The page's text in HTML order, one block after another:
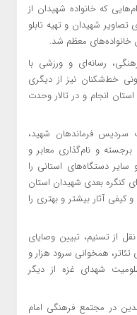
که خانواده شهیدان از
تصاویر شهیدان و تهیه تابلو
خانواده‌های معظم شد.
رسانه‌ای و ورزشی با
خط‌شکنان نیز از دیگری
انجام و در تالار وحدت
سردیس فرماندهان شهید،
و نام‌گذاری معابر و
دستگاه‌های استانی را
کنگره بعدی شهیدان استان
کمی و کیفی آثار بیشتر و بهتری را
از تسنیم، تبیین وصایای
تئاتر، همخوانی سرود هزار و
شهدای غزه از دیگر
در مجتمع فرهنگی امام